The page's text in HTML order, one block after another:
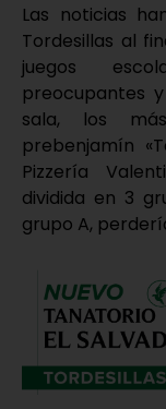
Las noticias
Tordesillas al
juegos
preocupantes
sala, los
prebenjamín
Pizzería
dividida en 3
grupo A,